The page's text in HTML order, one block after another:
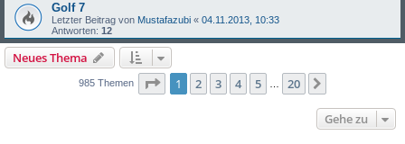
Golf 7
Letzter Beitrag von Mustafazubi « 04.11.2013, 10:33
Antworten: 12
Neues Thema
985 Themen Seite 1von 20
1 2 3 4 5 … 20
Gehe zu